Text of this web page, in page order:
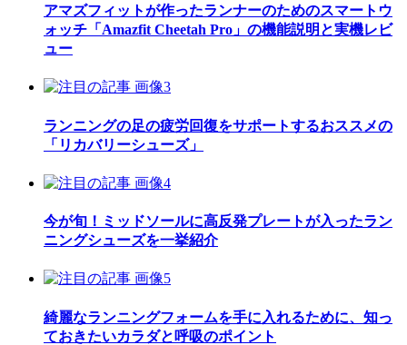
アマズフィットが作ったランナーのためのスマートウ
ォッチ「Amazfit Cheetah Pro」の機能説明と実機レビ
ュー
ランニングの足の疲労回復をサポートするおススメの
「リカバリーシューズ」
今が旬！ミッドソールに高反発プレートが入ったラン
ニングシューズを一挙紹介
綺麗なランニングフォームを手に入れるために、知っ
ておきたいカラダと呼吸のポイント